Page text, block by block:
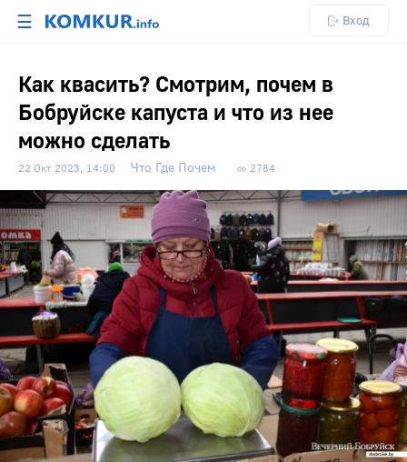
☰ Вход
Как квасить? Смотрим, почем в
Бобруйске капуста и что из нее
можно сделать
22 Окт 2023, 14:00 Что Где Почем 2784